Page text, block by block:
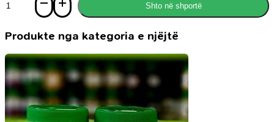
Ushtria
askujt
Shto në shportë
Produkte nga kategoria e njëjtë